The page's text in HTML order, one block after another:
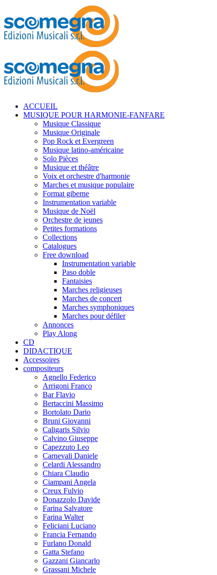
ACCUEIL
MUSIQUE POUR HARMONIE-FANFARE
Musique Classique
Musique Originale
Pop Rock et Evergreen
Musique latino-américaine
Solo Pièces
Musique et théâtre
Voix et orchestre d'harmonie
Marches et musique populaire
Format giberne
Instrumentation variable
Musique de Noël
Orchestre de jeunes
Petites formations
Collections
Catalogues
Free download
Instrumentation variable
Paso doble
Fantaisies
Marches religieuses
Marches de concert
Marches symphoniques
Marches pour défiler
Annonces
Play Along
CD
DIDACTIQUE
Accessoires
compositeurs
Agnello Federico
Arrigoni Franco
Bar Flavio
Bertaccini Massimo
Bortolato Dario
Bruni Giovanni
Caligaris Silvio
Calvino Giuseppe
Capezzuto Leo
Carnevali Daniele
Celardi Alessandro
Chiara Claudio
Ciampani Angela
Creux Fulvio
Donazzolo Davide
Farina Salvatore
Farina Walter
Feliciani Luciano
Francia Fernando
Furlano Donald
Gatta Stefano
Gazzani Giancarlo
Grassani Michele